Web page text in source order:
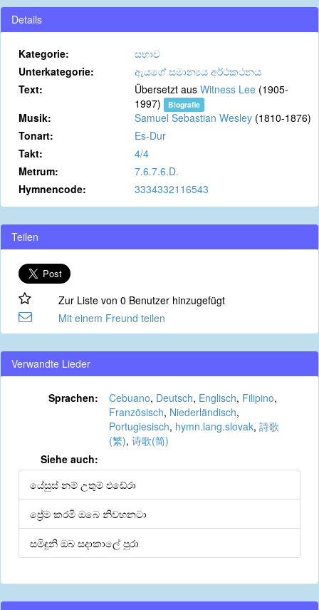
Details
Kategorie:
සභාව
Unterkategorie:
ඇයගේ සමාන්‍යය අර්ථකථනය
Text:
Übersetzt aus Witness Lee (1905-
1997)
Biografie
Musik: Samuel Sebastian Wesley (1810-1876)
Tonart:
Es-Dur
Takt:
4/4
Metrum:
7.6.7.6.D.
Hymnencode:
3334332116543
Teilen
Zur Liste von 0 Benutzer hinzugefügt
Mit einem Freund teilen
Verwandte Lieder
Sprachen: Cebuano, Deutsch, Englisch, Filipino,
Französisch, Niederländisch,
Portugiesisch, hymn.lang.slovak, 詩歌
(繁), 诗歌(简)
Siehe auch:
යේසුස් නම් උතුම් එඩේරා
ප්‍රේම කරමි ඔබෙ නිවහනටා
සමිඳුනි ඔබ සදාකාලේ පුරා